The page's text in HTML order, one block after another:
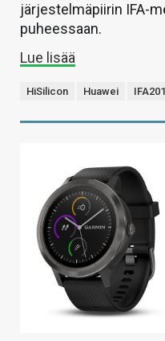
järjestelmäpiirin IFA-
puheessaan.
Lue lisää
HiSilicon Huawei